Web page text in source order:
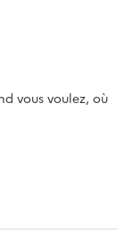
vous voulez, où